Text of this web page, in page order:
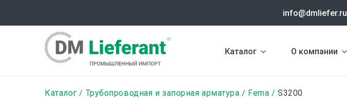
содержанию
info@dmliefer.ru
Каталог О компании
Строка
Каталог Трубопроводная и запорная арматура Fema S3200